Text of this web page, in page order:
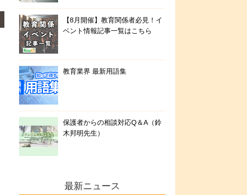
【8月開催】教育関係者必見！イ
ベント情報記事一覧はこちら
教育業界 最新用語集
保護者からの相談対応Q＆A（鈴
木邦明先生）
最新ニュース